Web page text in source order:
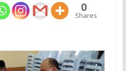
0
Shares